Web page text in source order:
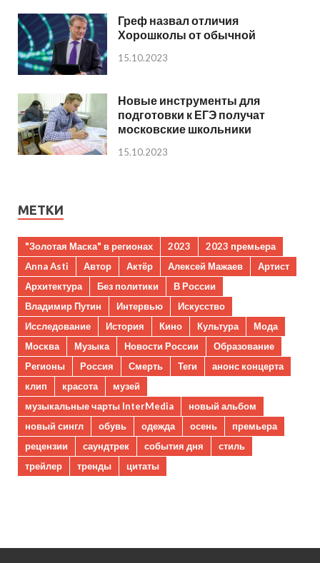
Греф назвал отличия
Хорошколы от обычной
15.10.2023
Новые инструменты для
подготовки к ЕГЭ получат
московские школьники
15.10.2023
МЕТКИ
"Золотая Маска" в регионах 2023
2023 премьера
Anna Asti
Автор Актёр Алексей Мажаев
Артист
Архитектура
Без политики
В России
Владимир Путин
Интервью
Искусство
Исследование
История Кино Культура
Мода
Москва
Музыка Новости России
Образование
Регионы
Россия Смерть Теги
анонс концерта
клип
красота
музей
музыкальные чарты InterMedia
новый альбом
новый сингл
обувь одежда осень
премьера
рецензии
саундтрек события дня
стиль
трейлер
тренды цитаты